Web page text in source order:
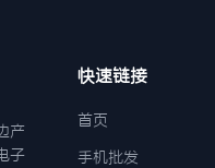
产
子
快速链接
首页
手机批发